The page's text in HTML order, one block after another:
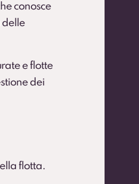
conosce
delle
e flotte
dei
flotta.